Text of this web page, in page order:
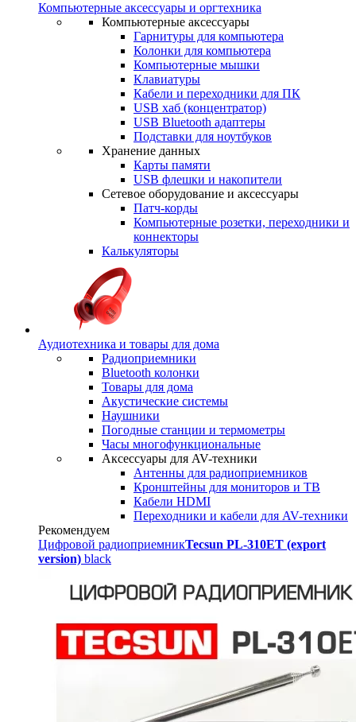
Компьютерные аксессуары и оргтехника
Компьютерные аксессуары
Гарнитуры для компьютера
Колонки для компьютера
Компьютерные мышки
Клавиатуры
Кабели и переходники для ПК
USB хаб (концентратор)
USB Bluetooth адаптеры
Подставки для ноутбуков
Хранение данных
Карты памяти
USB флешки и накопители
Сетевое оборудование и аксессуары
Патч-корды
Компьютерные розетки, переходники и
коннекторы
Калькуляторы
Аудиотехника и товары для дома
Радиоприемники
Bluetooth колонки
Товары для дома
Акустические системы
Наушники
Погодные станции и термометры
Часы многофункциональные
Аксессуары для AV-техники
Антенны для радиоприемников
Кронштейны для мониторов и ТВ
Кабели HDMI
Переходники и кабели для AV-техники
Рекомендуем
Цифровой радиоприемникTecsun PL-310ET (export
version) black